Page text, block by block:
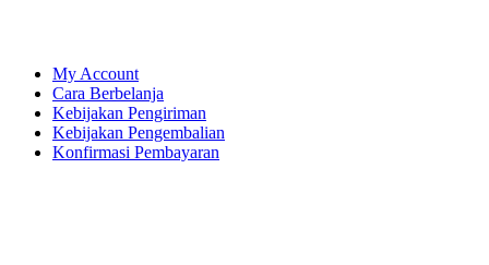
My Account
Cara Berbelanja
Kebijakan Pengiriman
Kebijakan Pengembalian
Konfirmasi Pembayaran